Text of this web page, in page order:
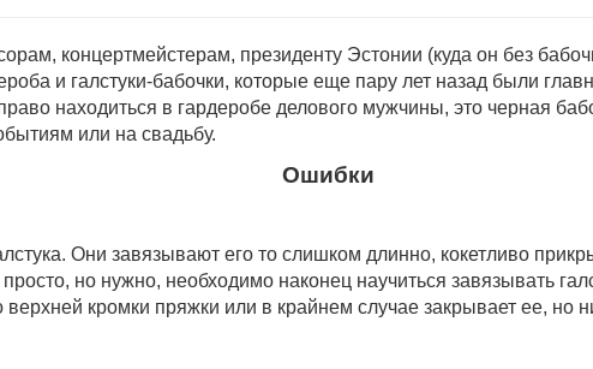
концертмейстерам, президенту Эстонии (куда он без
и галстуки-бабочки, которые еще пару лет назад были
находиться в гарде­робе делового мужчины, это черная
или на свадьбу.
Ошибки
Они завязывают его то слишком длинно, кокетливо
но нужно, не­обходимо наконец научиться завязывать
кромки пряжки или в крайнем случае закрывает ее, но